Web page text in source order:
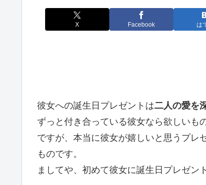
X Facebook は
彼女への誕生日プレゼントは二人の愛を
ずっと付き合っている彼女なら欲しいも
ですが、本当に彼女が嬉しいと思うプレ
ものです。
ましてや、初めて彼女に誕生日プレゼン